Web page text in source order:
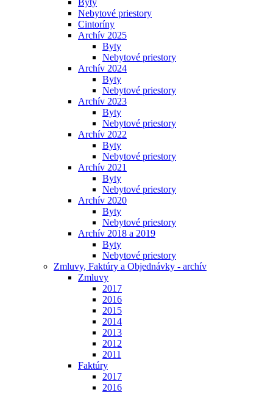
Byty
Nebytové priestory
Cintoríny
Archív 2025
Byty
Nebytové priestory
Archív 2024
Byty
Nebytové priestory
Archív 2023
Byty
Nebytové priestory
Archív 2022
Byty
Nebytové priestory
Archív 2021
Byty
Nebytové priestory
Archív 2020
Byty
Nebytové priestory
Archív 2018 a 2019
Byty
Nebytové priestory
Zmluvy, Faktúry a Objednávky - archív
Zmluvy
2017
2016
2015
2014
2013
2012
2011
Faktúry
2017
2016